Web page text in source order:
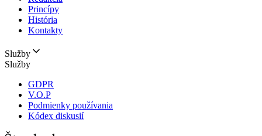
Princípy
História
Kontakty
Služby
Služby
GDPR
V.O.P
Podmienky používania
Kódex diskusií